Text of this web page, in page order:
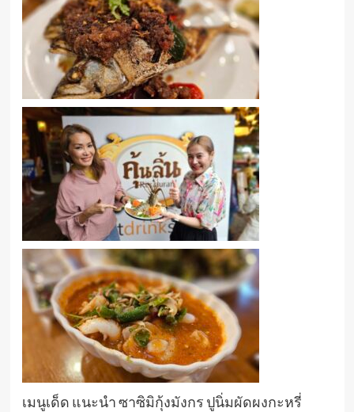
เมนูเด็ด แนะนำ ซาซิมิกุ้งมังกร ปูนิ่มผัดผงกะหรี่